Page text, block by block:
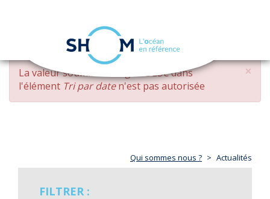
Aller
contenu
principal
navigation
×
MESSAGE
D'ERREUR
La valeur soumise changed DESCdans
l'élément Tri par daten'est pas autorisée
Qui sommes nous ? Actualités
FILTRER :